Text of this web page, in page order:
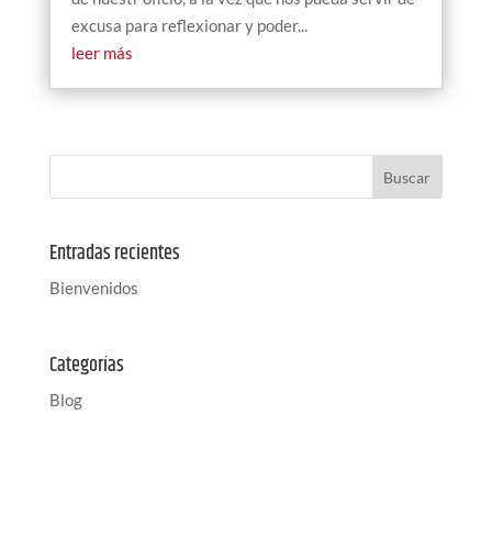
excusa para reflexionar y poder...
leer más
Entradas recientes
Bienvenidos
Categorías
Blog